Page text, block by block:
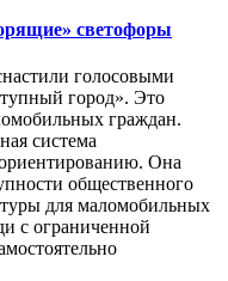
светофоры
голосовыми
город». Это
граждан.
система
Она
общественного
для маломобильных
с ограниченной